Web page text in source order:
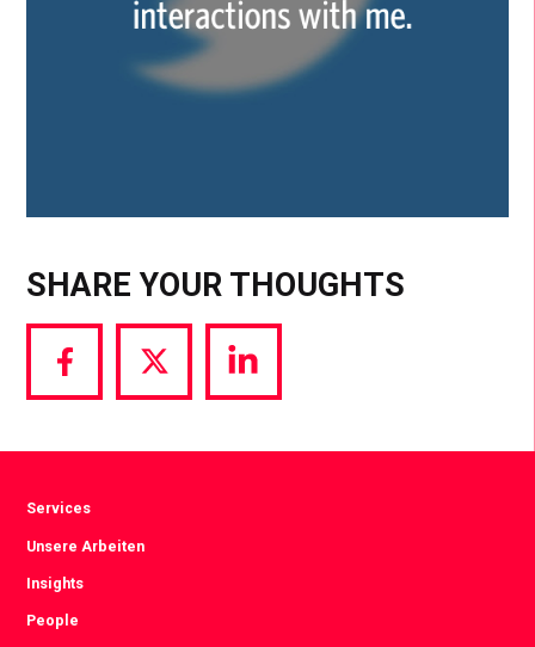
SHARE YOUR THOUGHTS
Share
via
Share
via
Share
via
Services
Unsere Arbeiten
Insights
People